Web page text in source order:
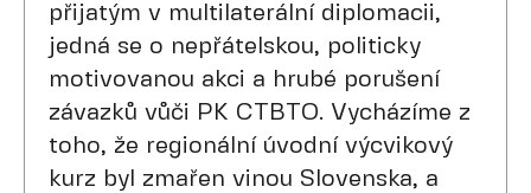
přijatým v multilaterální diplomacii,
jedná se o nepřátelskou, politicky
motivovanou akci a hrubé porušení
závazků vůči PK CTBTO. Vycházíme z
toho, že regionální úvodní výcvikový
kurz byl zmařen vinou Slovenska, a